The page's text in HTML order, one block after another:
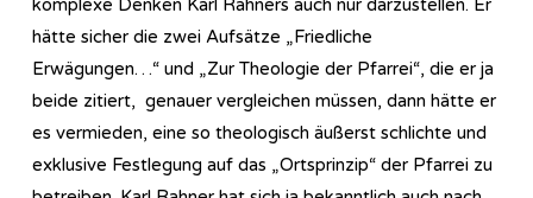
komplexe Denken Karl Rahners auch nur darzustellen. Er
hätte sicher die zwei Aufsätze „Friedliche
Erwägungen…“ und „Zur Theologie der Pfarrei“, die er ja
beide zitiert, genauer vergleichen müssen, dann hätte er
es vermieden, eine so theologisch äußerst schlichte und
exklusive Festlegung auf das „Ortsprinzip“ der Pfarrei zu